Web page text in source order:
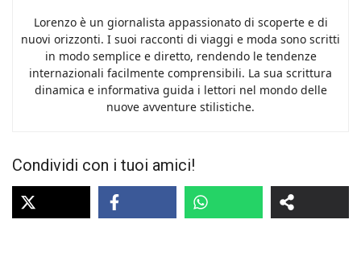
Lorenzo è un giornalista appassionato di scoperte e di
nuovi orizzonti. I suoi racconti di viaggi e moda sono scritti
in modo semplice e diretto, rendendo le tendenze
internazionali facilmente comprensibili. La sua scrittura
dinamica e informativa guida i lettori nel mondo delle
nuove avventure stilistiche.
Condividi con i tuoi amici!